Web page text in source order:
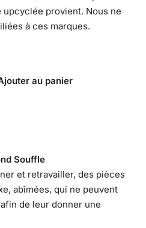
upcyclée provient. Nous ne
à ces marques.
au panier
Souffle
et retravailler, des pièces
abîmées, qui ne peuvent
de leur donner une